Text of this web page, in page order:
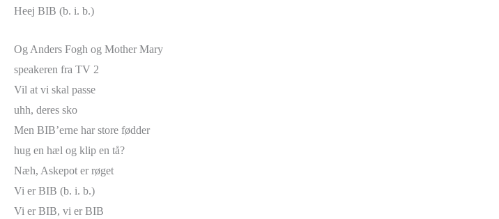
Heej BIB (b. i. b.)
Og Anders Fogh og Mother Mary
speakeren fra TV 2
Vil at vi skal passe
uhh, deres sko
Men BIB’erne har store fødder
hug en hæl og klip en tå?
Næh, Askepot er røget
Vi er BIB (b. i. b.)
Vi er BIB, vi er BIB